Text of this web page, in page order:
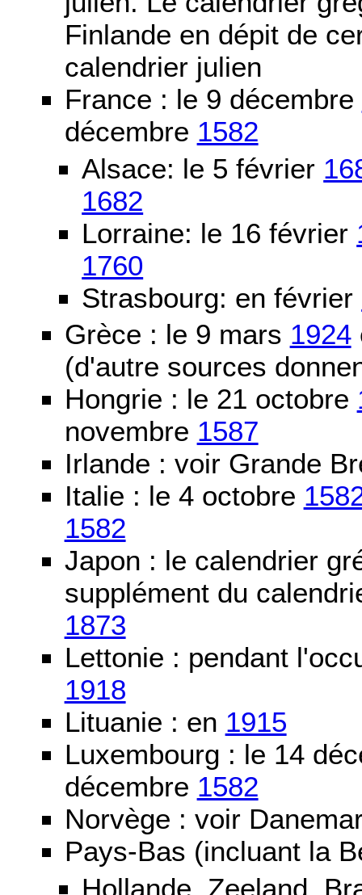
Finlande en dépit de
calendrier julien
France : le 9 décembre
décembre 1582
Alsace: le 5 février
1682
Lorraine: le 16 février
1760
Strasbourg: en février
Grèce : le 9 mars 1924
(d'autre sources
Hongrie : le 21 octobre
novembre 1587
Irlande : voir Grande
Italie : le 4 octobre
1582
Japon : le calendrier
supplément du
1873
Lettonie : pendant
1918
Lituanie : en 1915
Luxembourg : le 14
décembre 1582
Norvège : voir
Pays-Bas (incluant la
Hollande, Zeeland,